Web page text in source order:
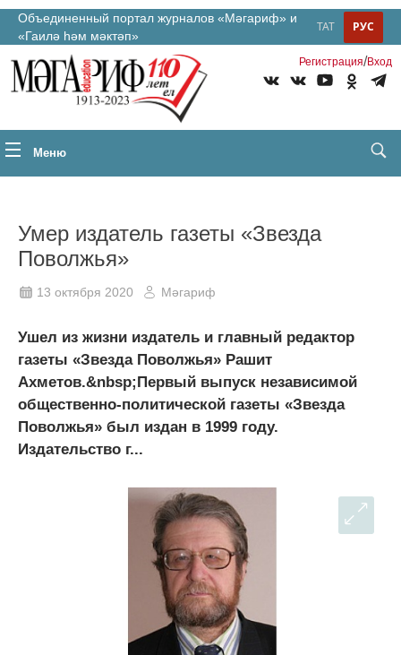
Объединенный портал журналов «Мәгариф» и
«Гаилә һәм мәктәп»
РУС
ТАТ
Регистрация/Вход
Меню
Умер издатель газеты «Звезда
Поволжья»
13 октября 2020 Мәгариф
Ушел из жизни издатель и главный редактор
газеты «Звезда Поволжья» Рашит
Ахметов.&nbsp;Первый выпуск независимой
общественно-политической газеты «Звезда
Поволжья» был издан в 1999 году.
Издательство г...